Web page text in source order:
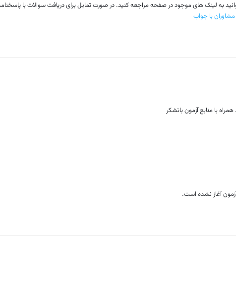
به لینک های موجود در صفحه مراجعه کنید. در صورت تمایل برای دریافت سوالات با
با جواب
با منابع آزمون باتشکر
آغاز نشده است.